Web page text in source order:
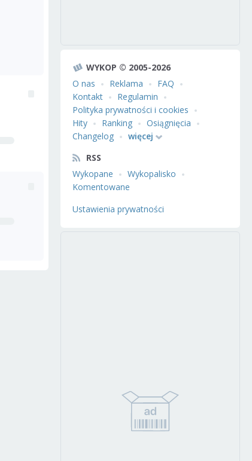
WYKOP © 2005-2026
O nas
Reklama
FAQ
Kontakt
Regulamin
Polityka prywatności i cookies
Hity
Ranking
Osiągnięcia
Changelog
więcej
RSS
Wykopane
Wykopalisko
Komentowane
Ustawienia prywatności